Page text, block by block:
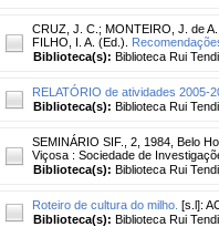
CRUZ, J. C. ; MONTEIRO, J. de A.
FILHO, I. A. (Ed.).
Biblioteca(s): Biblioteca Rui
RELATÓRIO de atividades 2005-
Biblioteca(s): Biblioteca Rui
SEMINÁRIO SIF., 2, 1984, Belo
Viçosa : Sociedade de
Biblioteca(s): Biblioteca Rui
Roteiro de cultura do milho. [s.l]:
Biblioteca(s): Biblioteca Rui